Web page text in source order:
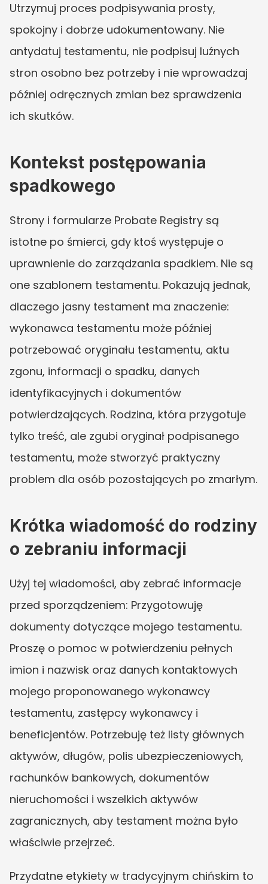
Utrzymuj proces podpisywania prosty,
spokojny i dobrze udokumentowany. Nie
antydatuj testamentu, nie podpisuj luźnych
stron osobno bez potrzeby i nie wprowadzaj
później odręcznych zmian bez sprawdzenia
ich skutków.
Kontekst postępowania
spadkowego
Strony i formularze Probate Registry są
istotne po śmierci, gdy ktoś występuje o
uprawnienie do zarządzania spadkiem. Nie są
one szablonem testamentu. Pokazują jednak,
dlaczego jasny testament ma znaczenie:
wykonawca testamentu może później
potrzebować oryginału testamentu, aktu
zgonu, informacji o spadku, danych
identyfikacyjnych i dokumentów
potwierdzających. Rodzina, która przygotuje
tylko treść, ale zgubi oryginał podpisanego
testamentu, może stworzyć praktyczny
problem dla osób pozostających po zmarłym.
Krótka wiadomość do rodziny
o zebraniu informacji
Użyj tej wiadomości, aby zebrać informacje
przed sporządzeniem: Przygotowuję
dokumenty dotyczące mojego testamentu.
Proszę o pomoc w potwierdzeniu pełnych
imion i nazwisk oraz danych kontaktowych
mojego proponowanego wykonawcy
testamentu, zastępcy wykonawcy i
beneficjentów. Potrzebuję też listy głównych
aktywów, długów, polis ubezpieczeniowych,
rachunków bankowych, dokumentów
nieruchomości i wszelkich aktywów
zagranicznych, aby testament można było
właściwie przejrzeć.
Przydatne etykiety w tradycyjnym chińskim to